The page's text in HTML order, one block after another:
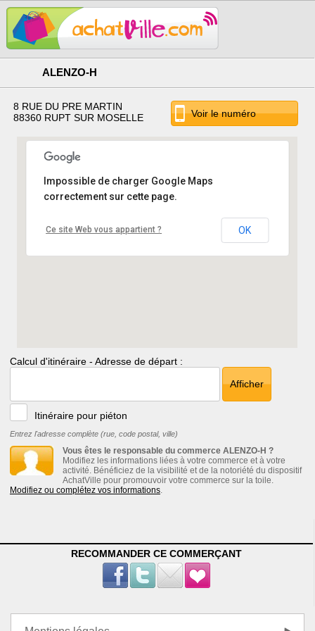
ALENZO-H
8 RUE DU PRE MARTIN
88360 RUPT SUR MOSELLE
Voir le numéro
Impossible de charger Google Maps
correctement sur cette page.
Ce site Web vous appartient ? OK
Calcul d'itinéraire - Adresse de départ :
Afficher
Itinéraire pour piéton
Entrez l'adresse complète (rue, code postal, ville)
Vous êtes le responsable du commerce ALENZO-H ?
Modifiez les informations liées à votre commerce et à votre
activité. Bénéficiez de la visibilité et de la notoriété du dispositif
AchatVille pour promouvoir votre commerce sur la toile.
Modifiez ou complétez vos informations.
RECOMMANDER CE COMMERÇANT